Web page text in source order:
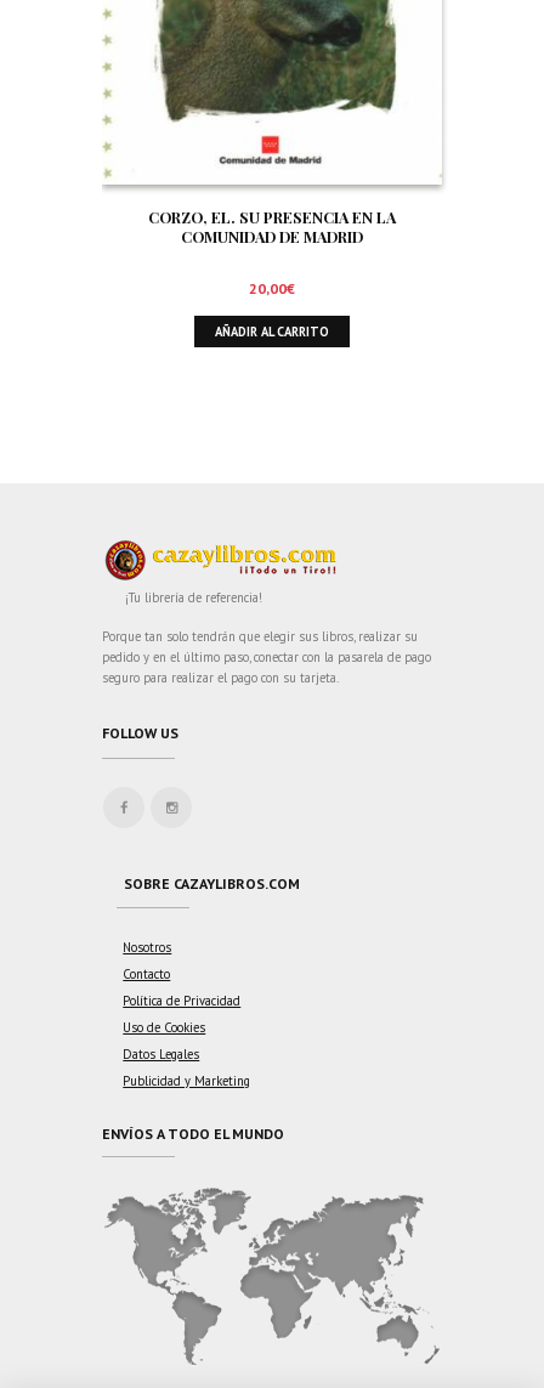
CORZO, EL. SU PRESENCIA EN LA
COMUNIDAD DE MADRID
20,00€
AÑADIR AL CARRITO
¡Tu librería de referencia!
Porque tan solo tendrán que elegir sus libros, realizar su
pedido y en el último paso, conectar con la pasarela de pago
seguro para realizar el pago con su tarjeta.
FOLLOW US
SOBRE CAZAYLIBROS.COM
Nosotros
Contacto
Política de Privacidad
Uso de Cookies
Datos Legales
Publicidad y Marketing
ENVÍOS A TODO EL MUNDO